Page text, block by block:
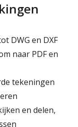
DWG en DXF
naar PDF en
tekeningen
en delen,